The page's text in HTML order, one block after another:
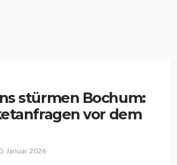
stürmen Bochum:
vor dem
Januar 2026